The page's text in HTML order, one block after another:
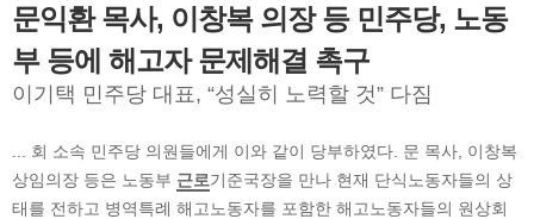
문익환 목사, 이창복 의장 등 민주당, 노동
부 등에 해고자 문제해결 촉구
이기택 민주당 대표, “성실히 노력할 것” 다짐
... 회 소속 민주당 의원들에게 이와 같이 당부하였다. 문 목사, 이창복
상임의장 등은 노동부 근로기준국장을 만나 현재 단식노동자들의 상
태를 전하고 병역특례 해고노동자를 포함한 해고노동자들의 원상회